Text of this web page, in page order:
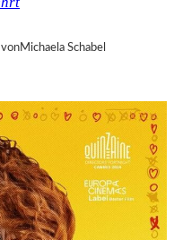
B
R
„
M
A
I
N
A
R
T
vonMichaela Schabel